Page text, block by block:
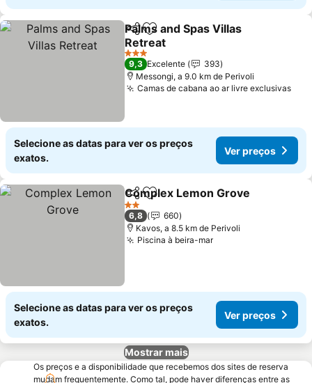
PartilharAdicionar aos favoritos
Palms and Spas Villas
Retreat
Ver preços
3 Estrelas
9,3 Excelente
393
Messongi, a 9.0 km de Perivoli
Camas de cabana ao ar livre exclusivasVer
Selecione as datas para ver os preços
exatos.
Ver preços
PartilharAdicionar aos favoritos
Complex Lemon Grove
2 Estrelas
6,8
660
Kavos, a 8.5 km de Perivoli
Piscina à beira-marVer preços
Selecione as datas para ver os preços
exatos.
Ver preços
Mostrar mais
Os preços e a disponibilidade que recebemos dos sites de reserva
mudam frequentemente. Como tal, pode haver diferenças entre as